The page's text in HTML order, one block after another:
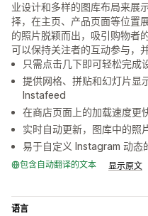
业设计和多样的图库布局来展
择，在主页、产品页面等位置
的照片脱颖而出，吸引购物者
可以保持关注者的互动参与，
只需点击几下即可轻松完成
提供网格、拼贴和幻灯片显
Instafeed
在商店页面上的加载速度更
实时自动更新，图库中的照
易于自定义 Instagram 动态
包含自动翻译的文本 显示原文
语言